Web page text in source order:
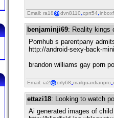
Email: ra18 dvn8110 cprt54
benjaminji69: Reality kings
Pornhub s parentpany
http://android-sexy-back-
brandon williams gay porn
Email: ia2 orly68 mailguardianpro
ettazi18: Looking to watch
Ai generated images of